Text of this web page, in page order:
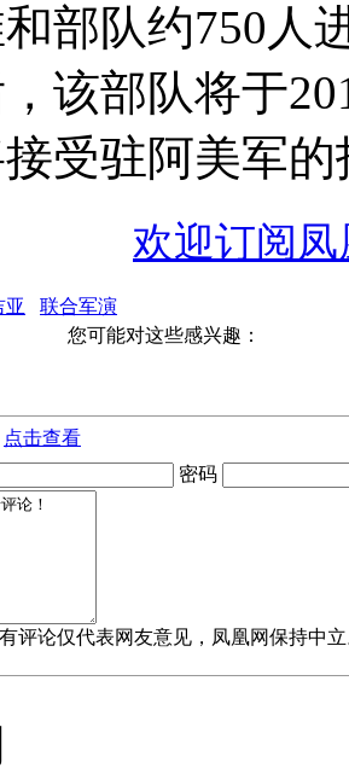
部队约750人
该部队将于
受驻阿美军的
欢迎订阅
亚
联合军演
您可能对这些感兴趣：
点击查看
密码
评论仅代表网友意见，凤凰网保持中